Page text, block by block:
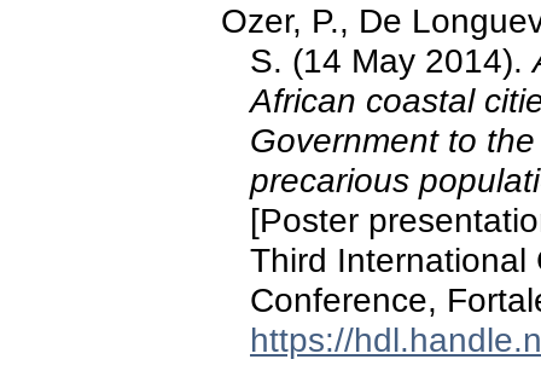
Ozer, P., De
S. (14 May 2014).
African coastal
Government to
precarious
[Poster
Third International
Conference,
https://